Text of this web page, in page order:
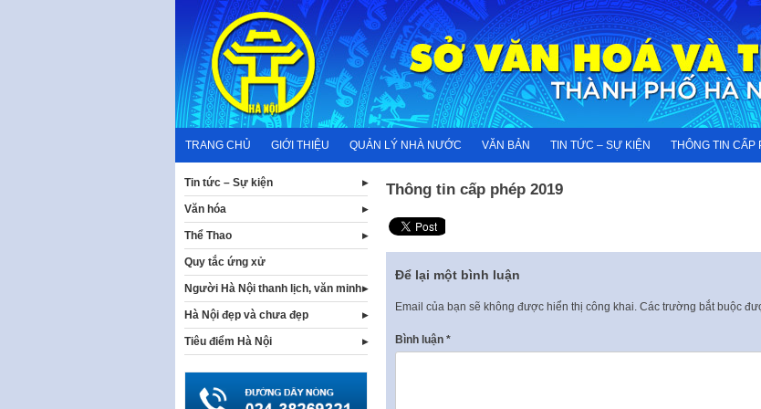
content
TRANG CHỦ GIỚI THIỆU QUẢN LÝ NHÀ NƯỚC VĂN BẢN TIN TỨC – SỰ KIỆN THÔNG TIN CẤP
Thông tin cấp phép 2019
Để lại một bình luận
Email của bạn sẽ không được hiển thị công khai. Các trường bắt buộc
Bình luận *
Tin tức – Sự kiện
Văn hóa
Thể Thao
Quy tắc ứng xử
Người Hà Nội thanh lịch, văn minh
Hà Nội đẹp và chưa đẹp
Tiêu điểm Hà Nội